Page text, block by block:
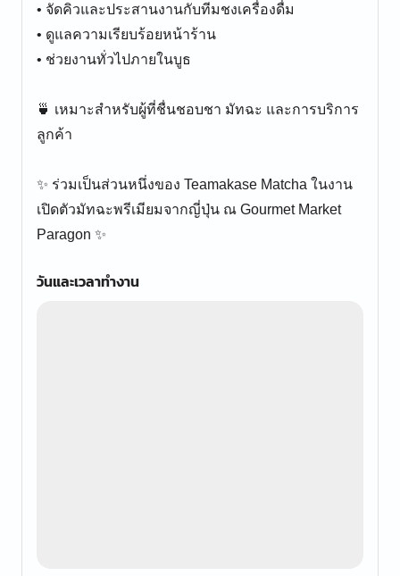
• จัดคิวและประสานงานกับทีมชงเครื่องดื่ม
• ดูแลความเรียบร้อยหน้าร้าน
• ช่วยงานทั่วไปภายในบูธ
🍵 เหมาะสำหรับผู้ที่ชื่นชอบชา มัทฉะ และการบริการ
ลูกค้า
✨ ร่วมเป็นส่วนหนึ่งของ Teamakase Matcha ในงาน
เปิดตัวมัทฉะพรีเมียมจากญี่ปุ่น ณ Gourmet Market
Paragon ✨
วันและเวลาทำงาน